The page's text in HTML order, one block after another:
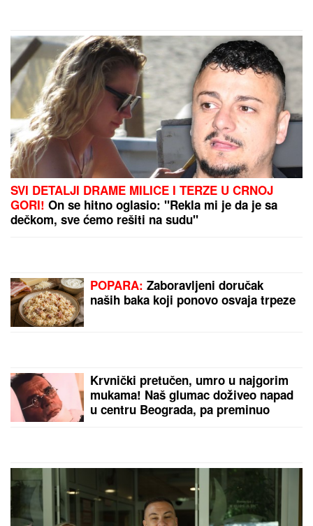
SVI DETALJI DRAME MILICE I TERZE U CRNOJ
GORI! On se hitno oglasio: "Rekla mi je da je sa
dečkom, sve ćemo rešiti na sudu"
POPARA: Zaboravljeni doručak
naših baka koji ponovo osvaja trpeze
Krvnički pretučen, umro u najgorim
mukama! Naš glumac doživeo napad
u centru Beograda, pa preminuo